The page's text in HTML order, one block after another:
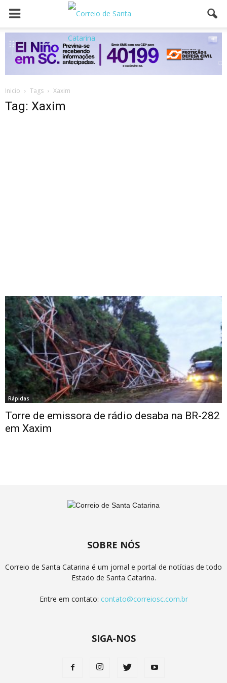
Inicio Tags Xaxim
Tag: Xaxim
Rápidas
Torre de emissora de rádio desaba na BR-282
em Xaxim
SOBRE NÓS
Correio de Santa Catarina é um jornal e portal de notícias de todo
Estado de Santa Catarina.
Entre em contato: contato@correiosc.com.br
SIGA-NOS